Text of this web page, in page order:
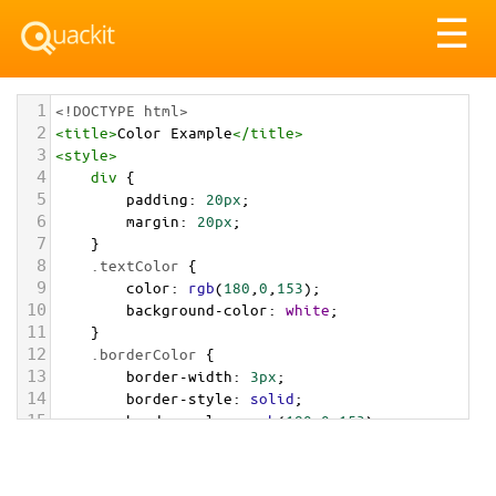
☰
1 <!DOCTYPE html>
2 <title>Color Example</title>
3 <style>
4 div {
5 padding: 20px;
6 margin: 20px;
7 }
8 .textColor {
9 color: rgb(180 0 153);
10 background-color: white;
11 }
12 .borderColor {
13 border-width: 3px;
14 border-style: solid;
15 border-color: rgb(180,0,153);